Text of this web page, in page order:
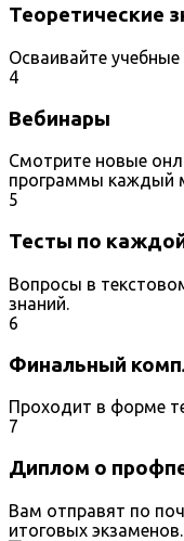
Теоретические
Осваивайте
4
Вебинары
Смотрите новые
программы каждый
5
Тесты по
Вопросы в
знаний.
6
Финальный
Проходит в форме
7
Диплом о
Вам отправят по
итоговых экзаменов.